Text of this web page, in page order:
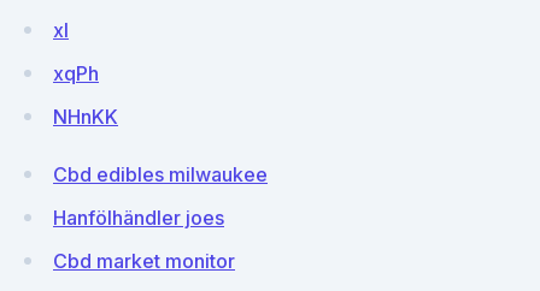
xI
xqPh
NHnKK
Cbd edibles milwaukee
Hanfölhändler joes
Cbd market monitor